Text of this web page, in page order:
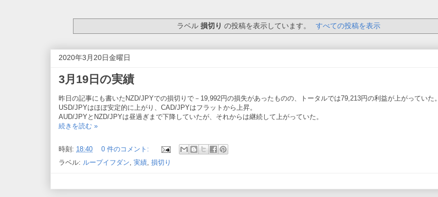
ラベル損切り の投稿を表示しています。 すべての投稿を表示
2020年3月20日金曜日
3月19日の実績
昨日の記事にも書いたNZD/JPYでの損切りで－19,992円の損失があったものの、トータルでは79,213円の利益が上がっていた。
USD/JPYはほぼ安定的に上がり、CAD/JPYはフラットから上昇。
AUD/JPYとNZD/JPYは昼過ぎまで下降していたが、それからは継続して上がっていた。
続きを読む »
時刻: 18:40
0 件のコメント:
ラベル: ループイフダン, 実績, 損切り